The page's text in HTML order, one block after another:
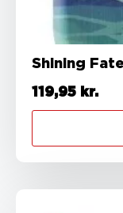
Shining
119,95 kr.